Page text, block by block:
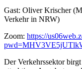
Gast: Oliver Krischer
Verkehr in NRW)
Zoom: https://
Der Verkehrssektor